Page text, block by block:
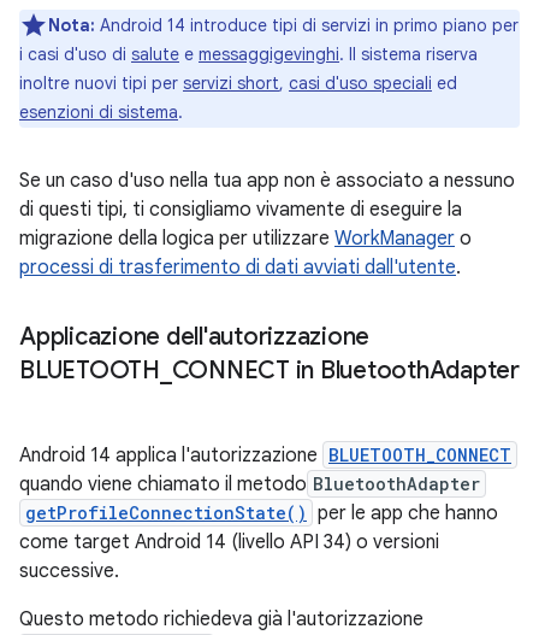
Nota: Android 14 introduce tipi di servizi in primo piano per
i casi d'uso di salute e messaggigevinghi. Il sistema riserva
inoltre nuovi tipi per servizi short, casi d'uso speciali ed
esenzioni di sistema.
Se un caso d'uso nella tua app non è associato a nessuno
di questi tipi, ti consigliamo vivamente di eseguire la
migrazione della logica per utilizzare WorkManager o
processi di trasferimento di dati avviati dall'utente.
Applicazione dell'autorizzazione
BLUETOOTH CONNECT in BluetoothAdapter
Android 14 applica l'autorizzazione BLUETOOTH_CONNECT
quando viene chiamato il metodo BluetoothAdapter
getProfileConnectionState() per le app che hanno
come target Android 14 (livello API 34) o versioni
successive.
Questo metodo richiedeva già l'autorizzazione